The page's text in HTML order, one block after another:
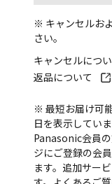
※ キャンセルお
さい。
キャンセルにつ
返品について
※ 最短お届け可
日を表示してい
Panasonic会員
ジにご登録の会
ます。追加サー